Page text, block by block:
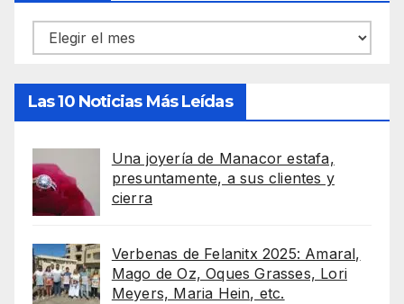
Archivos
Las 10 Noticias Más Leídas
Una joyería de Manacor estafa,
presuntamente, a sus clientes y
cierra
Verbenas de Felanitx 2025: Amaral,
Mago de Oz, Oques Grasses, Lori
Meyers, Maria Hein, etc.